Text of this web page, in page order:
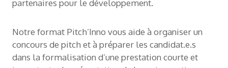
partenaires pour le développement.
Notre format Pitch’Inno vous aide à organiser un
concours de pitch et à préparer les candidat.e.s
dans la formalisation d’une prestation courte et